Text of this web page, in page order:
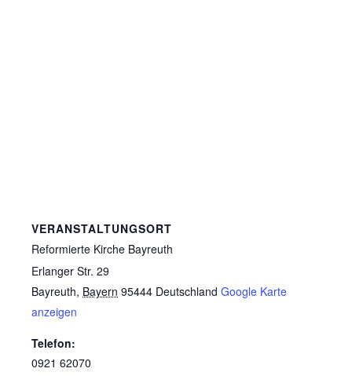
VERANSTALTUNGSORT
Reformierte Kirche Bayreuth
Erlanger Str. 29
Bayreuth, Bayern 95444 Deutschland Google Karte
anzeigen
Telefon:
0921 62070